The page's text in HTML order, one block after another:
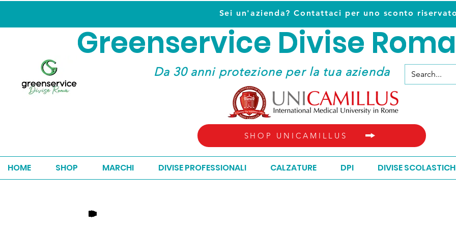
Sei un'azienda? Contattaci per uno sconto
Greenservice Divise
Da 30 anni protezione per la tua azienda
Greenservice Divise
SHOP UNICAMILLUS
HOME SHOP MARCHI DIVISE PROFESSIONALI CALZATURE DPI DIVISE